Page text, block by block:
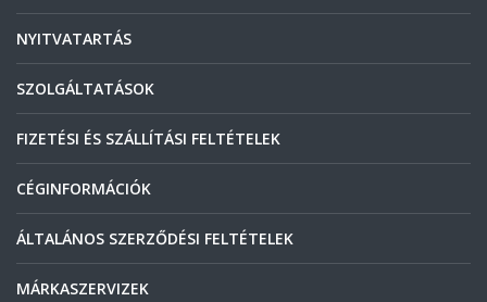
NYITVATARTÁS
SZOLGÁLTATÁSOK
FIZETÉSI ÉS SZÁLLÍTÁSI FELTÉTELEK
CÉGINFORMÁCIÓK
ÁLTALÁNOS SZERZŐDÉSI FELTÉTELEK
MÁRKASZERVIZEK